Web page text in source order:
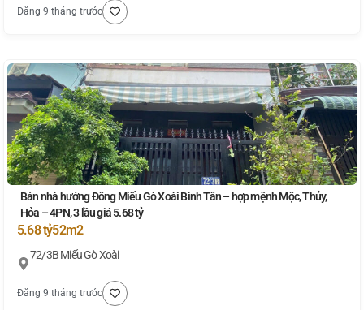
Đăng 9 tháng trước
Bán nhà hướng Đông Miếu Gò Xoài Bình Tân – hợp mệnh Mộc, Thủy,
Hỏa – 4PN, 3 lầu giá 5.68 tỷ
5.68 tỷ52m2
72/3B Miếu Gò Xoài
Đăng 9 tháng trước